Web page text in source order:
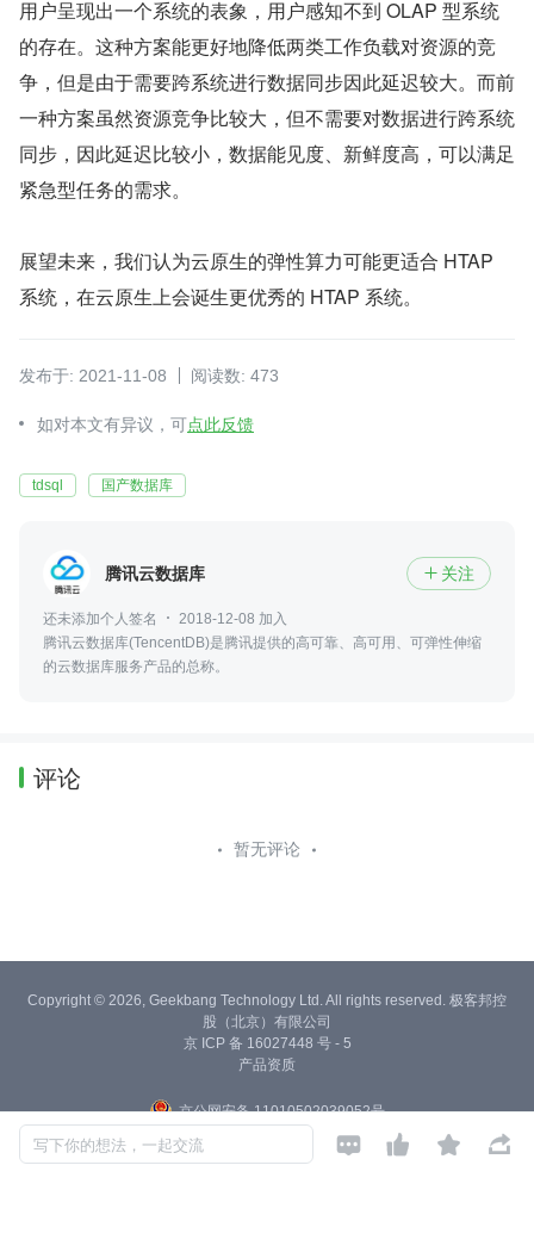
用户呈现出一个系统的表象，用户感知不到 OLAP 型系统
的存在。这种方案能更好地降低两类工作负载对资源的竞
争，但是由于需要跨系统进行数据同步因此延迟较大。而前
一种方案虽然资源竞争比较大，但不需要对数据进行跨系统
同步，因此延迟比较小，数据能见度、新鲜度高，可以满足
紧急型任务的需求。
展望未来，我们认为云原生的弹性算力可能更适合 HTAP
系统，在云原生上会诞生更优秀的 HTAP 系统。
发布于: 2021-11-08 阅读数: 473
如对本文有异议，可点此反馈
tdsql 国产数据库
腾讯云数据库  关注
还未添加个人签名
2018-12-08 加入
腾讯云数据库(TencentDB)是腾讯提供的高可靠、高可用、可弹性伸缩
的云数据库服务产品的总称。
评论
暂无评论
写下你的想法，一起交流    
Copyright © 2026, Geekbang Technology Ltd. All rights reserved. 极客邦控
股（北京）有限公司
京 ICP 备 16027448 号 - 5
产品资质
京公网安备 11010502039052号